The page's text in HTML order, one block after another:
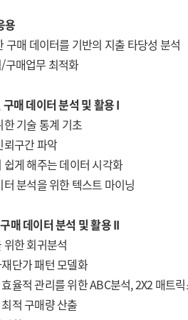
용
구매 데이터를 기반의 지출 타당성 분석
구매업무 최적화
구매 데이터 분석 및 활용 I
기술 통계 기초
구간 파악
게 해주는 데이터 시각화
분석을 위한 텍스트 마이닝
매 데이터 분석 및 활용 II
한 회귀분석
단가 패턴 모델화
율적 관리를 위한 ABC분석, 2X2 매트
적 구매량 산출